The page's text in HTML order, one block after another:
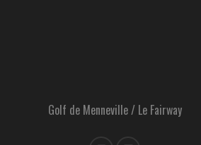
Golf de Menneville / Le Fairway